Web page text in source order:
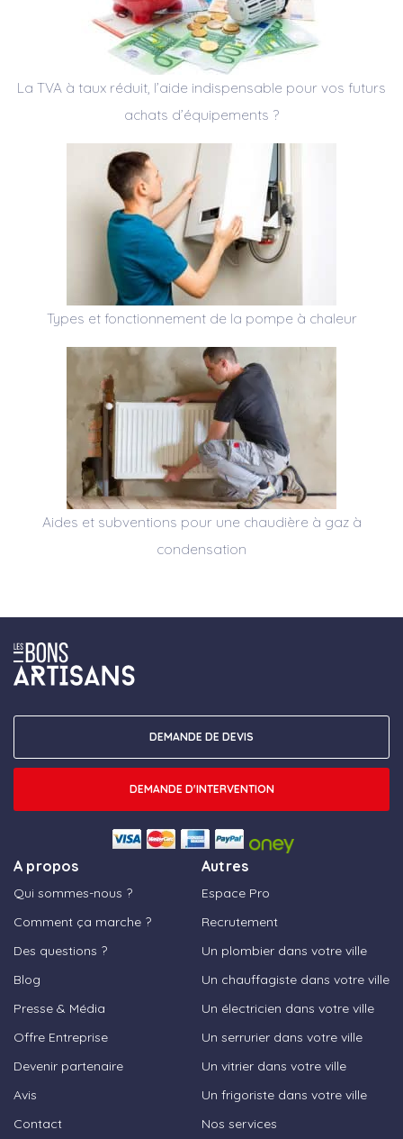
La TVA à taux réduit, l’aide indispensable pour vos futurs
achats d’équipements ?
Types et fonctionnement de la pompe à chaleur
Aides et subventions pour une chaudière à gaz à
condensation
A propos
Qui sommes-nous ?
Comment ça marche ?
Des questions ?
Blog
Presse & Média
Offre Entreprise
Devenir partenaire
Avis
Contact
Autres
Espace Pro
Recrutement
Un plombier dans votre ville
Un chauffagiste dans votre ville
Un électricien dans votre ville
Un serrurier dans votre ville
Un vitrier dans votre ville
Un frigoriste dans votre ville
Nos services
DEMANDE DE DEVIS
DEMANDE D'INTERVENTION